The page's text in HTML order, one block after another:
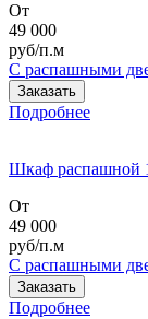
От
49 000
руб/п.м
С распашными
Заказать
Подробнее
Шкаф распашной
От
49 000
руб/п.м
С распашными
Заказать
Подробнее